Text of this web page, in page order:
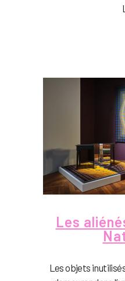
Les
Les objets